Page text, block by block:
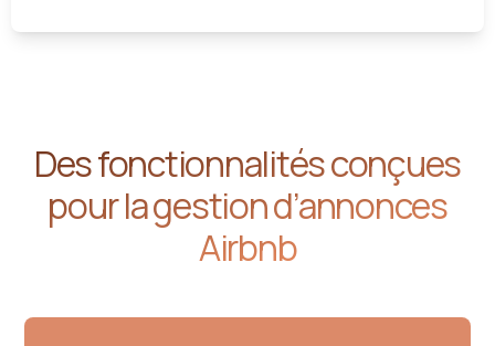
Des fonctionnalités conçues
pour la gestion d’annonces
Airbnb